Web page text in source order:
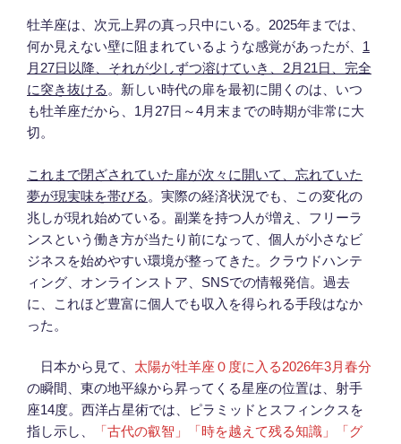
牡羊座は、次元上昇の真っ只中にいる。2025年までは、
何か見えない壁に阻まれているような感覚があったが、 1
月27日以降、それが少しずつ溶けていき、2月21日、完全
に突き抜ける 。新しい時代の扉を最初に開くのは、いつ
も牡羊座だから、1月27日～4月末までの時期が非常に大
切。
これまで閉ざされていた扉が次々に開いて、忘れていた
夢が現実味を帯びる 。実際の経済状況でも、この変化の
兆しが現れ始めている。副業を持つ人が増え、フリーラ
ンスという働き方が当たり前になって、個人が小さなビ
ジネスを始めやすい環境が整ってきた。クラウドハンテ
ィング、オンラインストア、SNSでの情報発信。過去
に、これほど豊富に個人でも収入を得られる手段はなか
った。
日本から見て、 太陽が牡羊座０度に入る2026年3月春分
の瞬間、東の地平線から昇ってくる星座の位置は、射手
座14度。西洋占星術では、ピラミッドとスフィンクスを
指し示し、
「古代の叡智」「時を越えて残る知識」「グ